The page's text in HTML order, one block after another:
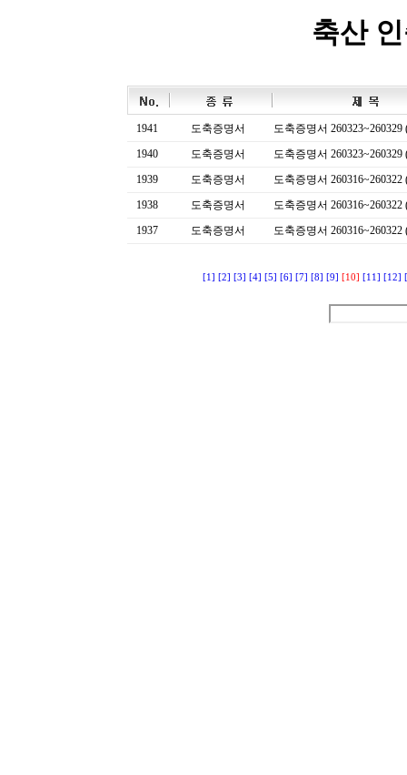
축산
1941 도축증명서
도축증명서 260323~260329
1940
도축증명서
도축증명서 260323~260329
1939
도축증명서
도축증명서 260316~260322
1938
도축증명서
도축증명서 260316~260322
1937
도축증명서 도축증명서 260316~260322
[1] [2] [3] [4] [5] [6] [7] [8] [9] [10] [11] [12]